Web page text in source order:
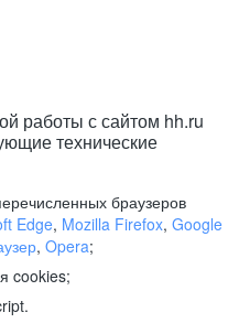
работы с сайтом hh.ru
технические
браузеров
Edge, Mozilla Firefox, Google
, Opera;
cookies;